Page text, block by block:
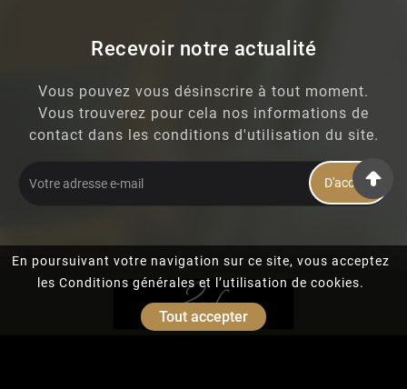
En poursuivant votre navigation sur ce site, vous acceptez
les Conditions générales et l’utilisation de cookies.
Tout accepter
Recevoir notre actualité
Vous pouvez vous désinscrire à tout moment.
Vous trouverez pour cela nos informations de
contact dans les conditions d'utilisation du site.
D'accord